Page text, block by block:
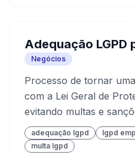
Adequação LGPD
Negócios
Processo de tornar
com a Lei Geral de
evitando multas e
adequação lgpd lgpd
multa lgpd